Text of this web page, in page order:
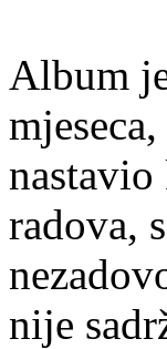
Album
radova,
nije